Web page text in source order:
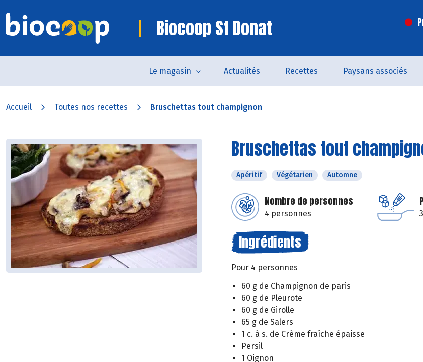
Biocoop St Donat
Le magasin Actualités Recettes Paysans associés
Accueil Toutes nos recettes Bruschettas tout champignon
Bruschettas tout
Apéritif Végétarien Automne
Nombre de personnes
4 personnes
Ingrédients
Pour 4 personnes
60 g de Champignon de paris
60 g de Pleurote
60 g de Girolle
65 g de Salers
1 c. à s. de Crème fraîche épaisse
Persil
1 Oignon